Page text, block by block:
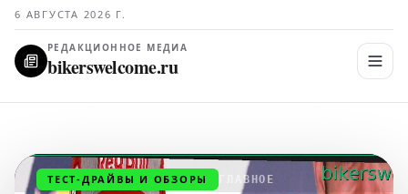
6 АВГУСТА 2026 Г.
РЕДАКЦИОННОЕ МЕДИА
bikerswelcome.ru
ТЕСТ-ДРАЙВЫ И ОБЗОРЫ ГЛАВНОЕ